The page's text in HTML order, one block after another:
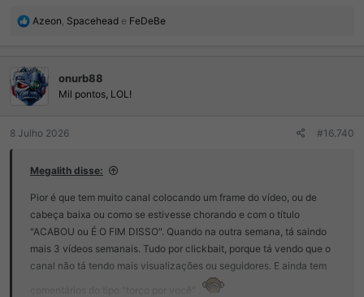
R
ç
õ
e
s
Azeon, Spacehead e FeDeBe
onurb88
Mil pontos, LOL!
8 Julho 2026 #16.740
Megalith disse:
Pior é que tem muito canal colocando um frame do vídeo, ou de
cabeça baixa ou como se estivesse chorando e com o título
"ACABOU ou É O FIM DISSO". Quando na outra semana, tá saindo
mais 3 vídeos semanais. Tudo por clickbait, porque tá vendo que o
canal não tá tendo mais visualizações ou seguidores. E ainda tem